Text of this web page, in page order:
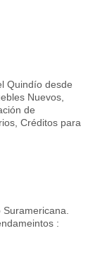
Quindío desde
Nuevos,
de
Créditos para
: